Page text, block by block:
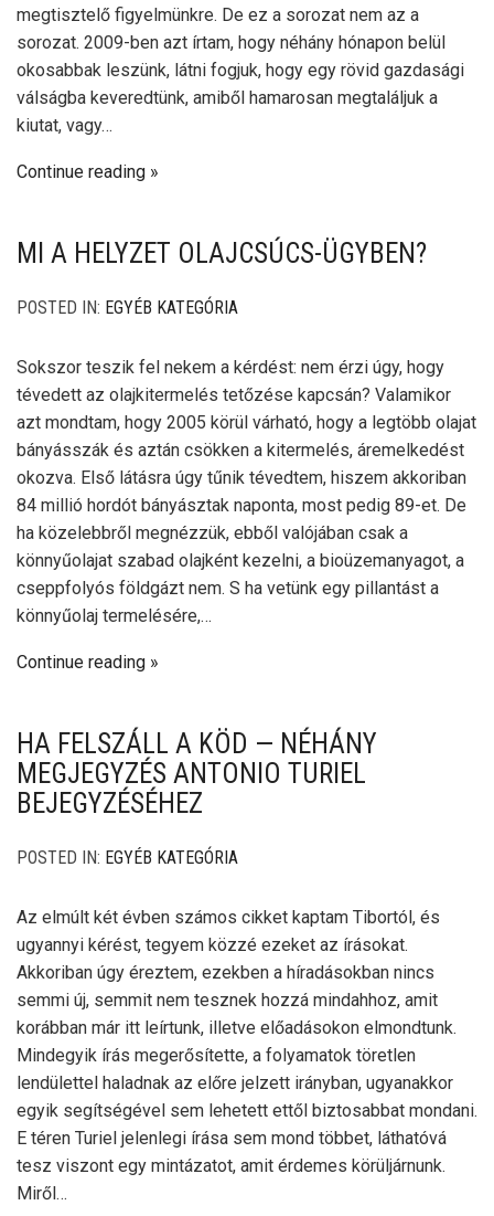
megtisztelő figyelmünkre. De ez a sorozat nem az a
sorozat. 2009-ben azt írtam, hogy néhány hónapon belül
okosabbak leszünk, látni fogjuk, hogy egy rövid gazdasági
válságba keveredtünk, amiből hamarosan megtaláljuk a
kiutat, vagy…
Continue reading
MI A HELYZET OLAJCSÚCS-ÜGYBEN?
POSTED IN: EGYÉB KATEGÓRIA
Sokszor teszik fel nekem a kérdést: nem érzi úgy, hogy
tévedett az olajkitermelés tetőzése kapcsán? Valamikor
azt mondtam, hogy 2005 körül várható, hogy a legtöbb olajat
bányásszák és aztán csökken a kitermelés, áremelkedést
okozva. Első látásra úgy tűnik tévedtem, hiszem akkoriban
84 millió hordót bányásztak naponta, most pedig 89-et. De
ha közelebbről megnézzük, ebből valójában csak a
könnyűolajat szabad olajként kezelni, a bioüzemanyagot, a
cseppfolyós földgázt nem. S ha vetünk egy pillantást a
könnyűolaj termelésére,…
Continue reading
HA FELSZÁLL A KÖD — NÉHÁNY
MEGJEGYZÉS ANTONIO TURIEL
BEJEGYZÉSÉHEZ
POSTED IN: EGYÉB KATEGÓRIA
Az elmúlt két évben számos cikket kaptam Tibortól, és
ugyannyi kérést, tegyem közzé ezeket az írásokat.
Akkoriban úgy éreztem, ezekben a híradásokban nincs
semmi új, semmit nem tesznek hozzá mindahhoz, amit
korábban már itt leírtunk, illetve előadásokon elmondtunk.
Mindegyik írás megerősítette, a folyamatok töretlen
lendülettel haladnak az előre jelzett irányban, ugyanakkor
egyik segítségével sem lehetett ettől biztosabbat mondani.
E téren Turiel jelenlegi írása sem mond többet, láthatóvá
tesz viszont egy mintázatot, amit érdemes körüljárnunk.
Miről…